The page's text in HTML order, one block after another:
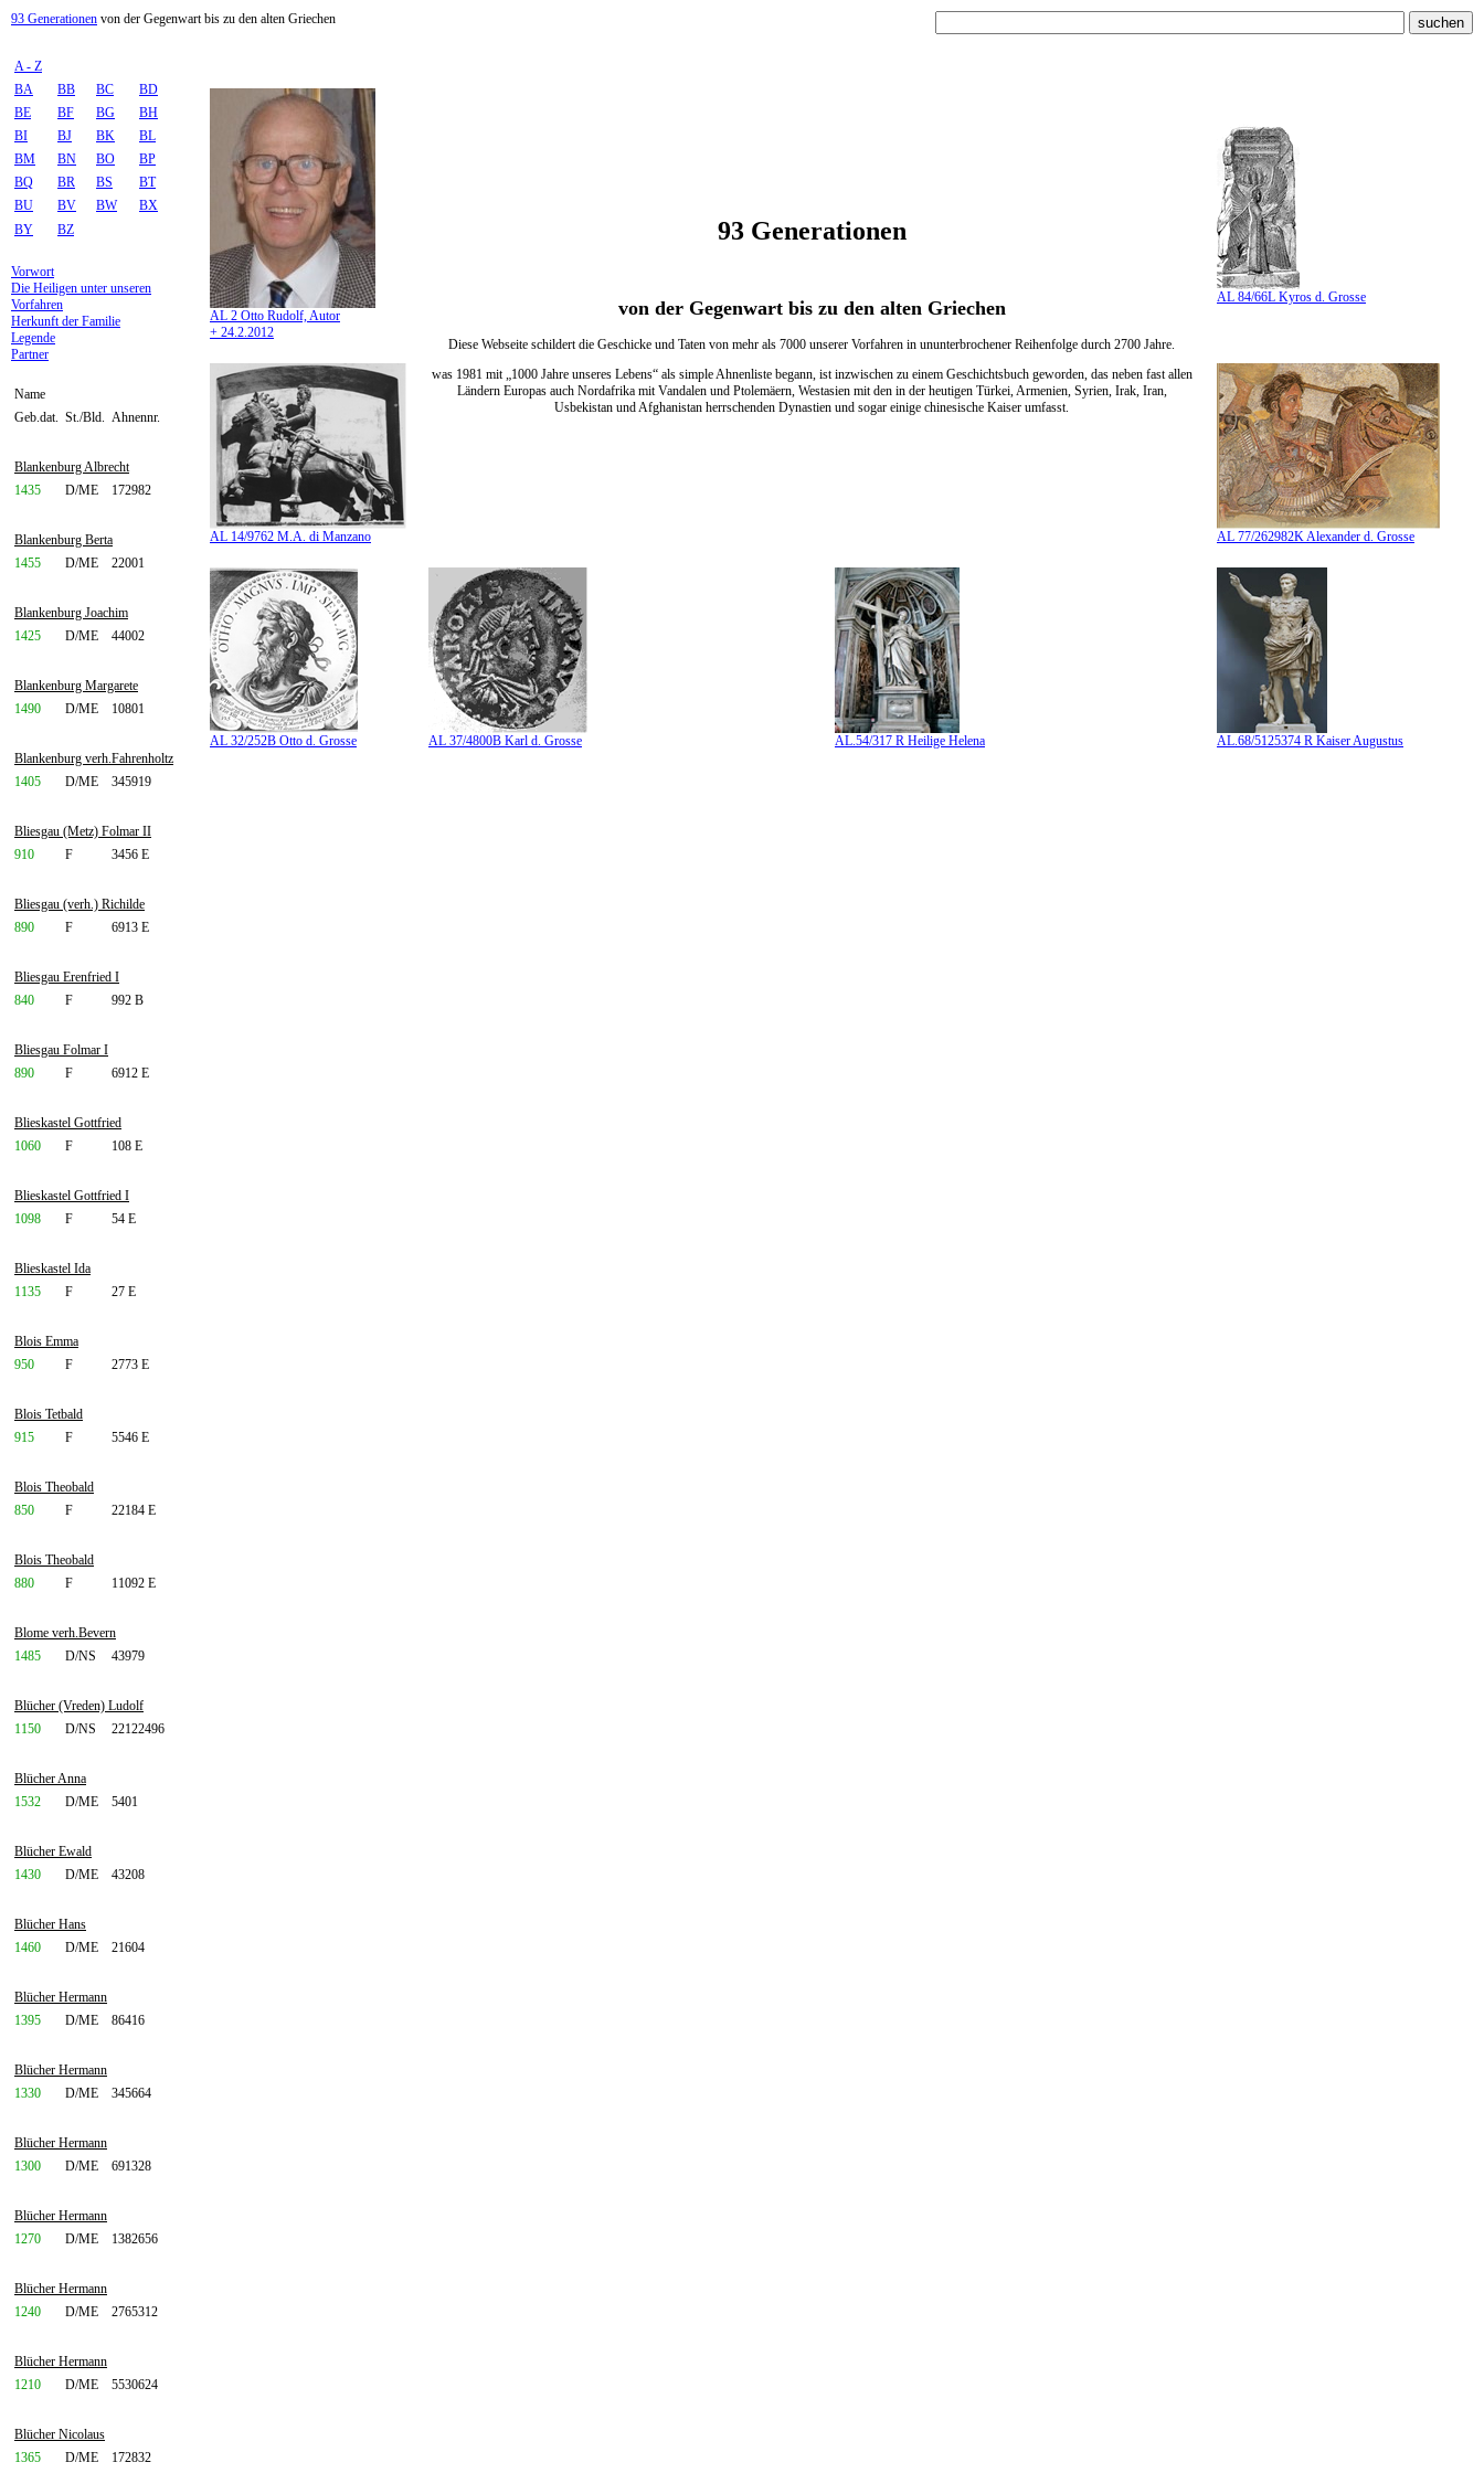
93 Generationen von der Gegenwart bis zu den alten Griechen
A - Z
BA
BB BC
BD
BE
BF BG
BH
BI
BJ BK
BL
BM
BN BO
BP
BQ
BR BS
BT
BU
BV BW
BX
BY
BZ
Vorwort
Die Heiligen unter unseren
Vorfahren
Herkunft der Familie
Legende
Partner
Name
Geb.dat. St./Bld. Ahnennr.
Blankenburg Albrecht
1435
D/ME 172982
Blankenburg Berta
1455
D/ME 22001
Blankenburg Joachim
1425
D/ME 44002
Blankenburg Margarete
1490
D/ME 10801
Blankenburg verh.Fahrenholtz
1405
D/ME 345919
Bliesgau (Metz) Folmar II
910
F 3456 E
Bliesgau (verh.) Richilde
890
F 6913 E
Bliesgau Erenfried I
840
F 992 B
Bliesgau Folmar I
890
F 6912 E
Blieskastel Gottfried
1060
F 108 E
Blieskastel Gottfried I
1098
F 54 E
Blieskastel Ida
1135
F 27 E
Blois Emma
950
F 2773 E
Blois Tetbald
915
F 5546 E
Blois Theobald
850
F 22184 E
Blois Theobald
880
F 11092 E
Blome verh.Bevern
1485
D/NS 43979
Blücher (Vreden) Ludolf
1150
D/NS 22122496
Blücher Anna
1532
D/ME 5401
Blücher Ewald
1430
D/ME 43208
Blücher Hans
1460
D/ME 21604
Blücher Hermann
1395
D/ME 86416
Blücher Hermann
1330
D/ME 345664
Blücher Hermann
1300
D/ME 691328
Blücher Hermann
1270
D/ME 1382656
Blücher Hermann
1240
D/ME 2765312
Blücher Hermann
1210
D/ME 5530624
Blücher Nicolaus
1365
D/ME 172832
AL 2 Otto Rudolf, Autor
+ 24.2.2012
93 Generationen
von der Gegenwart bis zu den alten Griechen
Diese Webseite schildert die Geschicke und Taten von mehr als 7000 unserer Vorfahren in ununterbrochener Reihenfolge durch 2700 Jahre.
was 1981 mit „1000 Jahre unseres Lebens“ als simple Ahnenliste begann, ist inzwischen zu einem Geschichtsbuch geworden, das neben fast allen
Ländern Europas auch Nordafrika mit Vandalen und Ptolemäern, Westasien mit den in der heutigen Türkei, Armenien, Syrien, Irak, Iran,
Usbekistan und Afghanistan herrschenden Dynastien und sogar einige chinesische Kaiser umfasst.
AL 84/66L Kyros d. Grosse
AL 14/9762 M.A. di Manzano AL 77/262982K Alexander d. Grosse
AL 32/252B Otto d. Grosse AL 37/4800B Karl d. Grosse AL.54/317 R Heilige Helena AL.68/5125374 R Kaiser Augustus